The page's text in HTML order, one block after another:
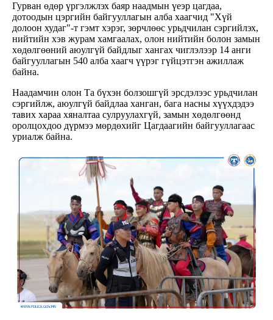
Гурван өдөр үргэлжлэх баяр наадмын үеэр цагдаа,
дотоодын цэргийн байгууллагын алба хаагчид "Хүй
долоон худаг"-т гэмт хэрэг, зөрчлөөс урьдчилан сэргийлэх,
нийтийн хэв журам хамгаалах, олон нийтийн болон замын
хөдөлгөөний аюулгүй байдлыг хангах чиглэлээр 14 анги
байгууллагын 540 алба хаагч үүрэг гүйцэтгэн ажиллаж
байна.
Наадамчин олон Та бүхэн болзошгүй эрсдэлээс урьдчилан
сэргийлж, аюулгүй байдлаа ханган, бага насны хүүхдэдээ
тавих хараа хяналтаа сулруулахгүй, замын хөдөлгөөнд
оролцохдоо дүрмээ мөрдөхийг Цагдаагийн байгууллагаас
уриалж байна.